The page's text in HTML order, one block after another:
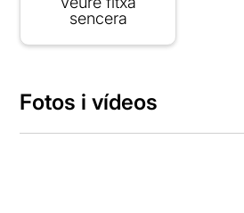
sencera
Fotos i vídeos